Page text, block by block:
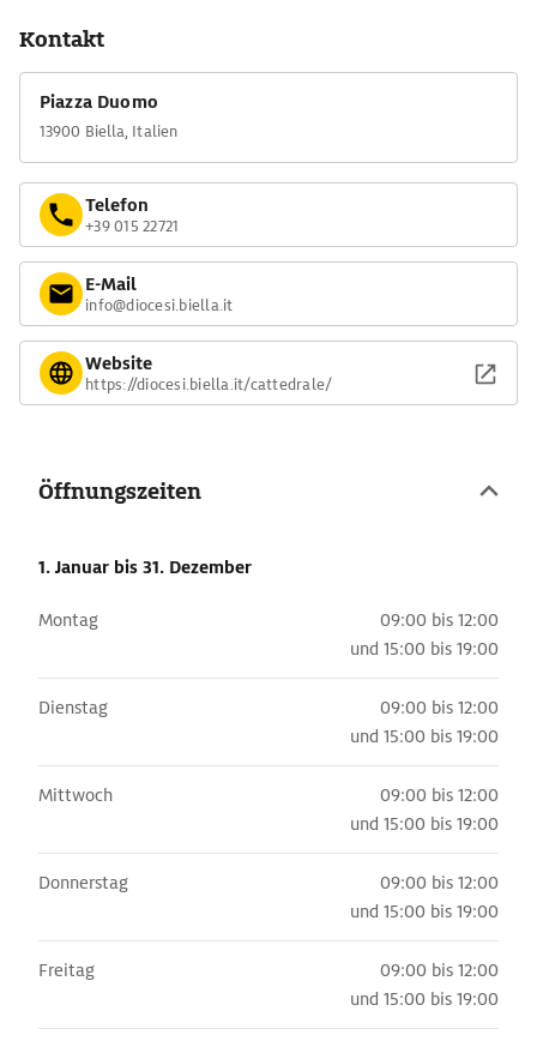
Kontakt
Piazza Duomo
13900 Biella, Italien
Telefon
+39 015 22721
E-Mail
info@diocesi.biella.it
Website
https://diocesi.biella.it/cattedrale/
Öffnungszeiten
1. Januar bis 31. Dezember
Montag
09:00 bis 12:00
und 15:00 bis 19:00
Dienstag
09:00 bis 12:00
und 15:00 bis 19:00
Mittwoch
09:00 bis 12:00
und 15:00 bis 19:00
Donnerstag
09:00 bis 12:00
und 15:00 bis 19:00
Freitag
09:00 bis 12:00
und 15:00 bis 19:00